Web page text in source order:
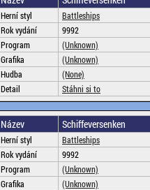
Herní styl
Battleships
Rok vydání
9992
Program
(Unknown)
Grafika
(Unknown)
Hudba
(None)
Detail
Stáhni si to
Název Schiffeversenken
Herní styl
Battleships
Rok vydání
9992
Program
(Unknown)
Grafika
(Unknown)